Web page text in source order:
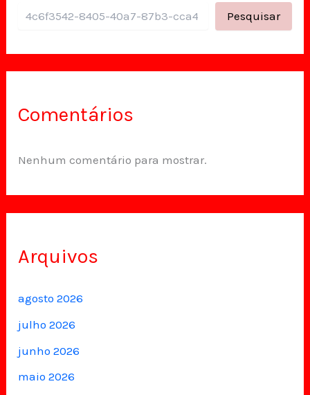
Pesquisar
Comentários
Nenhum comentário para mostrar.
Arquivos
agosto 2026
julho 2026
junho 2026
maio 2026